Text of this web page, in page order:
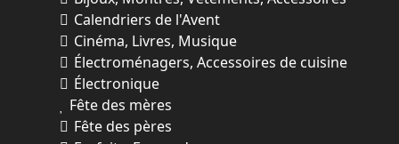
Calendriers de l'Avent
Cinéma, Livres, Musique
Électroménagers, Accessoires de cuisine
Électronique
Fête des mères
Fête des pères